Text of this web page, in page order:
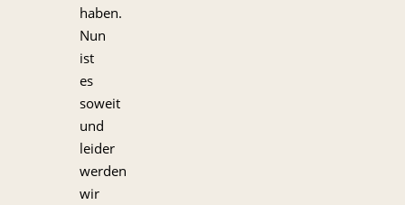
haben.
Nun
ist
es
soweit
und
leider
werden
wir